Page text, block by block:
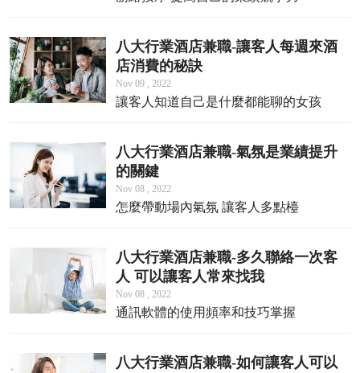
八大行業酒店兼職-讓客人每週來酒
店消費的秘訣
Nov 09 , 2022
讓客人知道自己是什麼都能聊的女孩
八大行業酒店兼職-氣氛是業績提升
的關鍵
Nov 08 , 2022
怎麼帶動場內氣氛 讓客人多點檯
八大行業酒店兼職-多久聯絡一次客
人 可以讓客人常來找我
Nov 08 , 2022
通訊軟體的使用頻率和技巧掌握
八大行業酒店兼職-如何讓客人可以